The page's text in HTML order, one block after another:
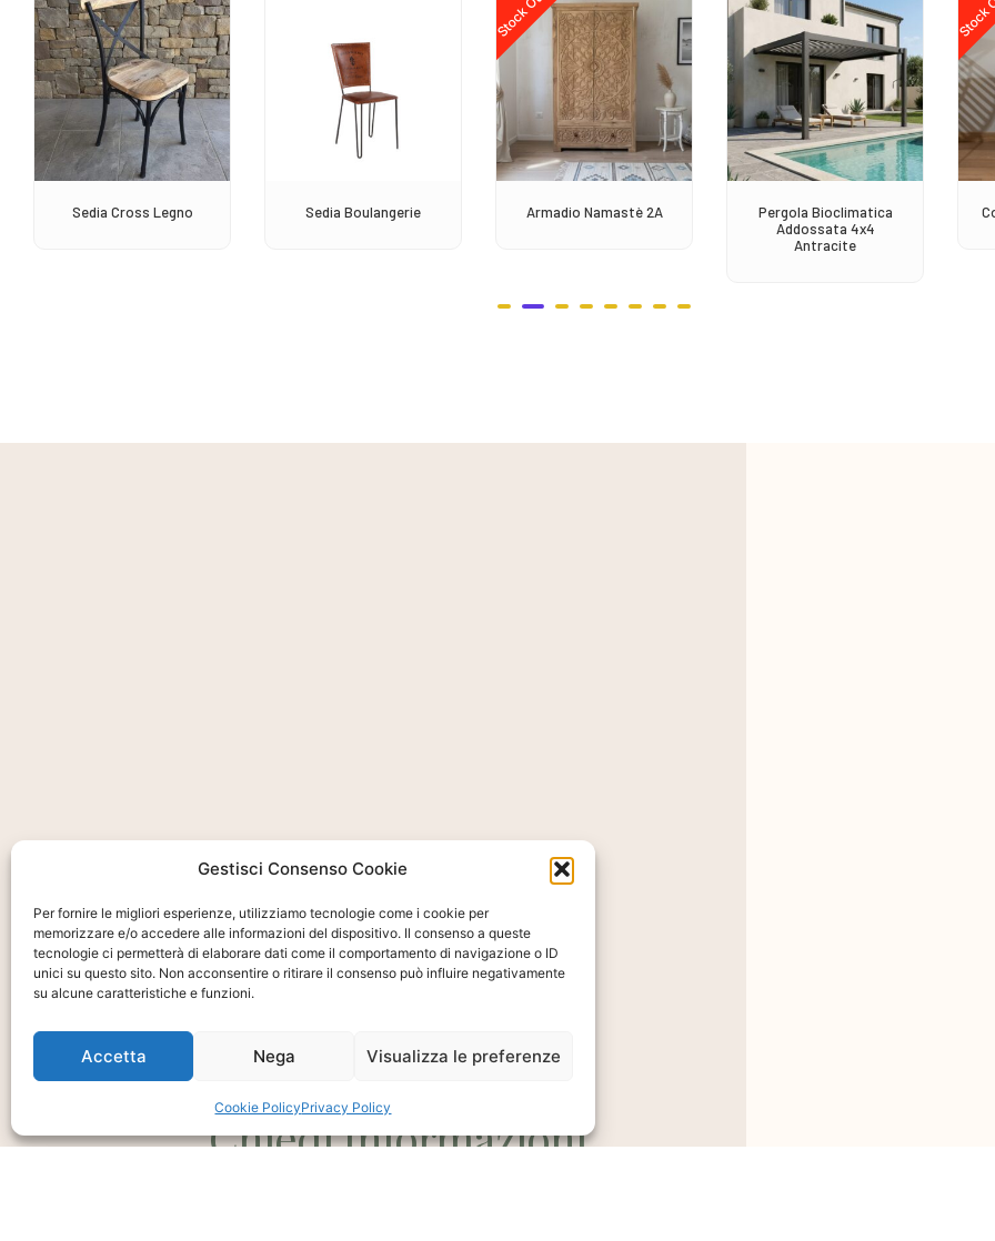
Gestisci Consenso Cookie
Per fornire le migliori esperienze, utilizziamo tecnologie come i cookie per
memorizzare e/o accedere alle informazioni del dispositivo. Il consenso a queste
tecnologie ci permetterà di elaborare dati come il comportamento di navigazione o ID
unici su questo sito. Non acconsentire o ritirare il consenso può influire negativamente
su alcune caratteristiche e funzioni.
Accetta Nega Visualizza le preferenze
Cookie PolicyPrivacy Policy
Sedia Cross Legno Sedia Boulangerie
Stock Out
Armadio Namastè 2A
Pergola Bioclimatica
Addossata 4x4
Antracite
Ti interessa?
Chiedi Informazioni